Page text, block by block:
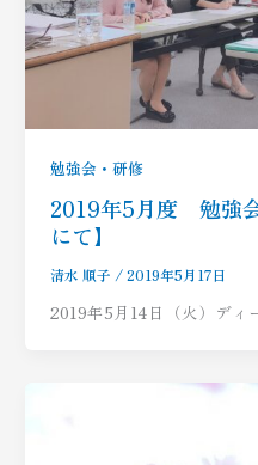
勉強会・研修
2019年5月度 勉強
にて】
清水 順子 /2019年5月17日
2019年5月14日（火）ディ